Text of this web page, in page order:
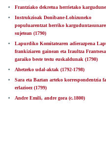
Frantziako dekretua herrietako
Instrukzioak Donibane-Lohizuneko
populuarentzat herriko
sujetean (1790)
Lapurdiko Komitatearen adierazpena
frankiziaren gainean eta Iraultza
garaiko beste testu euskaldunak (1790)
Ahetzeko udal-aktak (1792-1798)
Sara eta Baztan arteko korrespondentzia
erlazioez (1799)
Andre Emili, andre gora (c.1800)